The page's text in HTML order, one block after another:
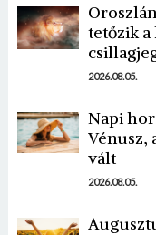
tetőzik a
2026.08.05.
Napi
Vénusz,
vált
2026.08.05.
E-mail cím vagy